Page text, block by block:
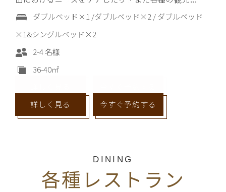
ダブルベッド×1 / シングルベッド×2
1-2 名様
25-28㎡
ダブルベッド×1 /ダブルベッド×2 / ダブルベッド
×1&シングルベッド×2
2-4 名様
36-40㎡
詳しく見る 今すぐ予約する
ダブルベッド x1 / ダブルベッドx2 /シングルベッド
x3
2-4 名様
40㎡
詳しく見る 今すぐ予約する
ダブルベッド(ラージタイプ) x1
2 名様
56㎡
ダブルベッド(ラージタイプ)×1
2 名様
80㎡
2 名様
ダブルベッド(ラージタイプ)×1
172㎡
DINING
各種レストラン